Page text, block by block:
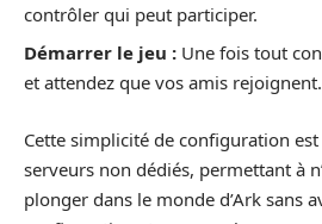
contrôler qui peut participer.
Démarrer le jeu : Une fois tout
et attendez que vos amis rejoignent.
Cette simplicité de configuration
serveurs non dédiés, permettant à
plonger dans le monde d’Ark sans